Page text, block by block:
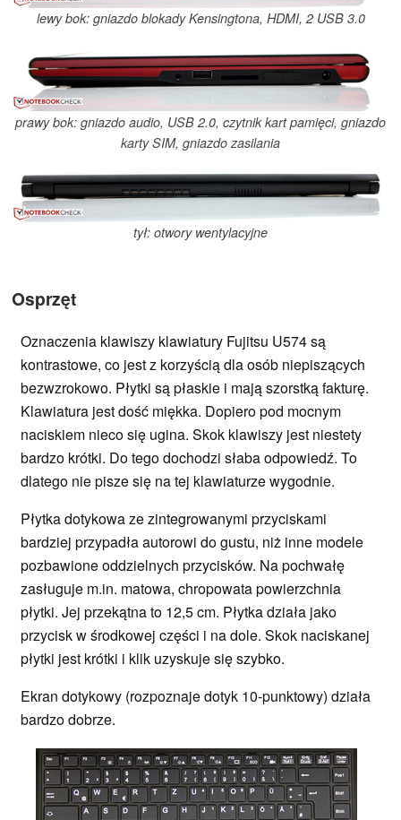
lewy bok: gniazdo blokady Kensingtona, HDMI, 2 USB 3.0
prawy bok: gniazdo audio, USB 2.0, czytnik kart pamięci, gniazdo
karty SIM, gniazdo zasilania
tył: otwory wentylacyjne
Osprzęt
Oznaczenia klawiszy klawiatury Fujitsu U574 są
kontrastowe, co jest z korzyścią dla osób niepiszących
bezwzrokowo. Płytki są płaskie i mają szorstką fakturę.
Klawiatura jest dość miękka. Dopiero pod mocnym
naciskiem nieco się ugina. Skok klawiszy jest niestety
bardzo krótki. Do tego dochodzi słaba odpowiedź. To
dlatego nie pisze się na tej klawiaturze wygodnie.
Płytka dotykowa ze zintegrowanymi przyciskami
bardziej przypadła autorowi do gustu, niż inne modele
pozbawione oddzielnych przycisków. Na pochwałę
zasługuje m.in. matowa, chropowata powierzchnia
płytki. Jej przekątna to 12,5 cm. Płytka działa jako
przycisk w środkowej części i na dole. Skok naciskanej
płytki jest krótki i klik uzyskuje się szybko.
Ekran dotykowy (rozpoznaje dotyk 10-punktowy) działa
bardzo dobrze.